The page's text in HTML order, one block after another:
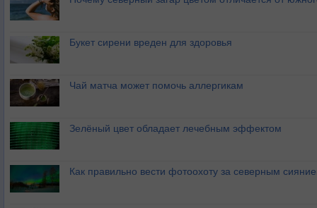
Букет сирени вреден для здоровья
Чай матча может помочь аллергикам
Зелёный цвет обладает лечебным эффектом
Как правильно вести фотоохоту за северным